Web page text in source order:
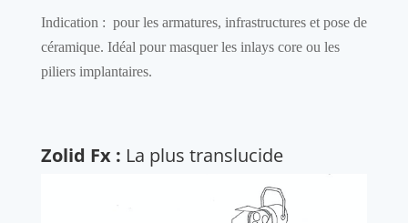
Indication : pour les armatures, infrastructures et pose de
céramique. Idéal pour masquer les inlays core ou les
piliers implantaires.
Zolid Fx : La plus translucide